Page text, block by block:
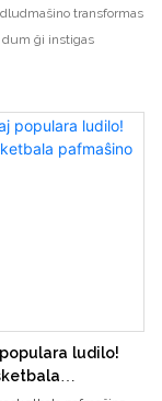
transformas
ĝi instigas
ludilo!